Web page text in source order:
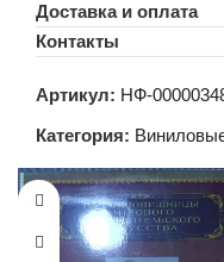
Доставка и оплата
Контакты
Артикул: НФ-
Категория: